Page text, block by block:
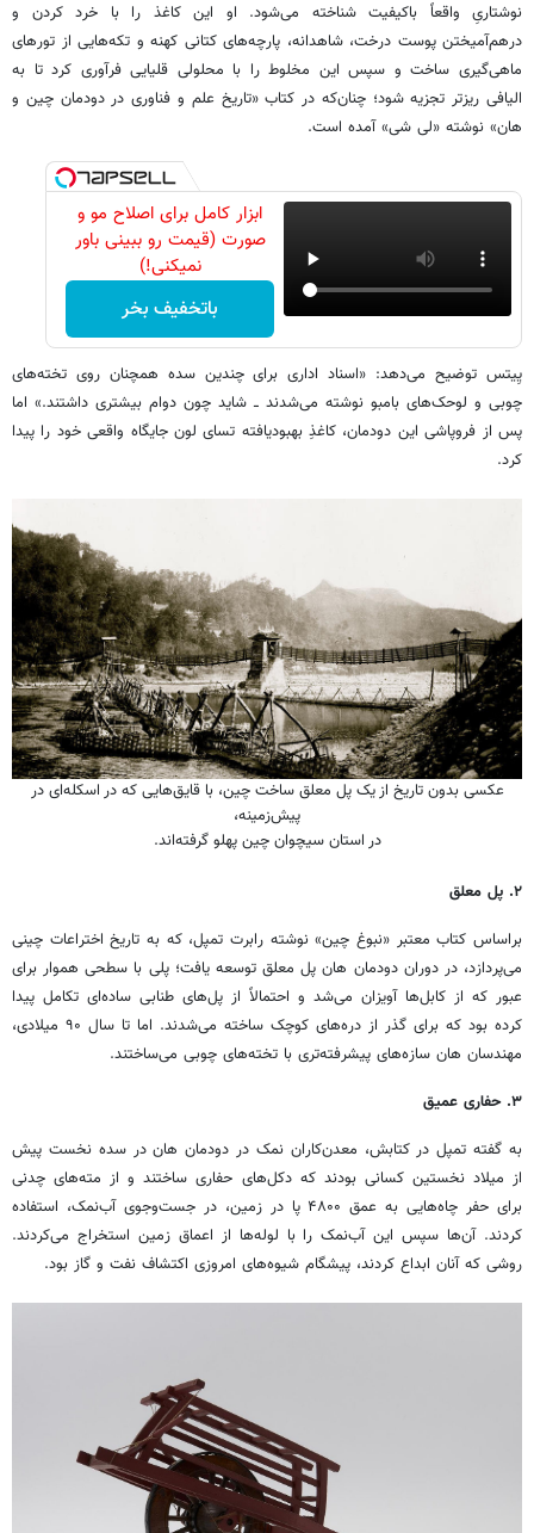
نوشتاریِ واقعاً باکیفیت شناخته می‌شود. او این کاغذ را با خرد کردن و
درهم‌آمیختن پوست درخت، شاهدانه، پارچه‌های کتانی کهنه و تکه‌هایی از تورهای
ماهی‌گیری ساخت و سپس این مخلوط را با محلولی قلیایی فرآوری کرد تا به
الیافی ریزتر تجزیه شود؛ چنان‌که در کتاب «تاریخ علم و فناوری در دودمان چین و
هان» نوشته «لی شی» آمده است.
ابزار کامل برای اصلاح مو و
صورت (قیمت رو ببینی باور
نمیکنی!)
باتخفیف بخر
یِیتس توضیح می‌دهد: «اسناد اداری برای چندین سده همچنان روی تخته‌های
چوبی و لوحک‌های بامبو نوشته می‌شدند ــ شاید چون دوام بیشتری داشتند.» اما
پس از فروپاشی این دودمان، کاغذِ بهبودیافته تسای لون جایگاه واقعی خود را پیدا
کرد.
عکسی بدون تاریخ از یک پل معلق ساخت چین، با قایق‌هایی که در اسکله‌ای در
پیش‌زمینه،
در استان سیچوان چین پهلو گرفته‌اند.
۲. پل معلق
براساس کتاب معتبر «نبوغ چین» نوشته رابرت تمپل، که به تاریخ اختراعات چینی
می‌پردازد، در دوران دودمان هان پل معلق توسعه یافت؛ پلی با سطحی هموار برای
عبور که از کابل‌ها آویزان می‌شد و احتمالاً از پل‌های طنابی ساده‌ای تکامل پیدا
کرده بود که برای گذر از دره‌های کوچک ساخته می‌شدند. اما تا سال ۹۰ میلادی،
مهندسان هان سازه‌های پیشرفته‌تری با تخته‌های چوبی می‌ساختند.
۳.حفاری عمیق
به گفته تمپل در کتابش، معدن‌کاران نمک در دودمان هان در سده نخست پیش
از میلاد نخستین کسانی بودند که دکل‌های حفاری ساختند و از مته‌های چدنی
برای حفر چاه‌هایی به عمق ۴۸۰۰ پا در زمین، در جست‌وجوی آب‌نمک، استفاده
کردند. آن‌ها سپس این آب‌نمک را با لوله‌ها از اعماق زمین استخراج می‌کردند.
روشی که آنان ابداع کردند، پیشگام شیوه‌های امروزی اکتشاف نفت و گاز بود.